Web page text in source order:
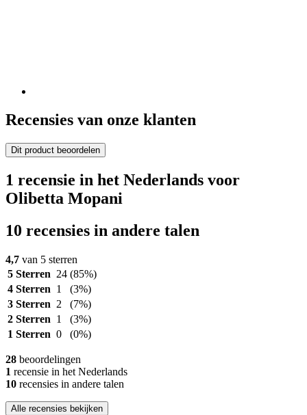
Recensies van onze klanten
Dit product beoordelen
1 recensie in het Nederlands voor
Olibetta Mopani
10 recensies in andere talen
4,7 van 5 sterren
5 Sterren 24 (85%)
4 Sterren 1
(3%)
3 Sterren 2
(7%)
2 Sterren 1
(3%)
1 Sterren 0 (0%)
28 beoordelingen
1 recensie in het Nederlands
10 recensies in andere talen
Alle recensies bekijken